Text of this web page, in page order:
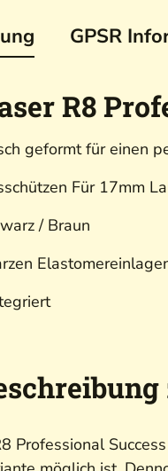
GPSR
R8
geformt für einen
Für 17mm
/ Braun
Professional